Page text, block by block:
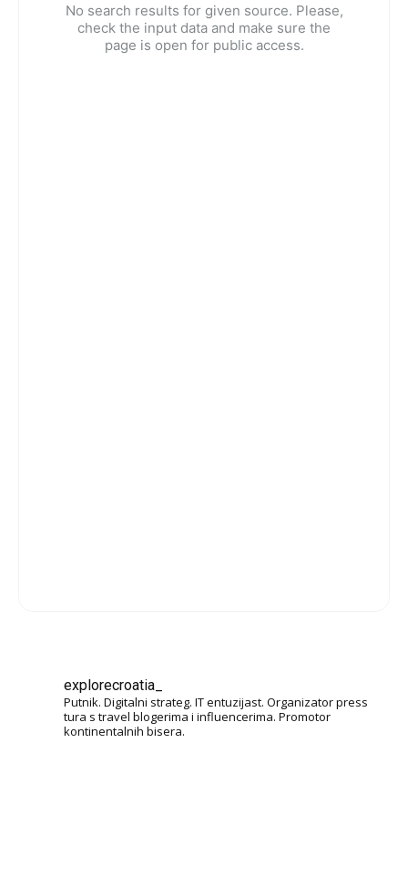
No search results for given source. Please,
check the input data and make sure the
page is open for public access.
explorecroatia_
Putnik. Digitalni strateg. IT entuzijast. Organizator press
tura s travel blogerima i influencerima. Promotor
kontinentalnih bisera.